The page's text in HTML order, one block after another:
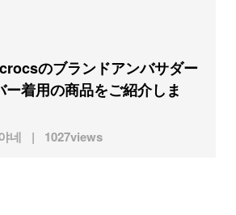
네 1027views
のブランドアンバサダー
着用の商品をご紹介しま